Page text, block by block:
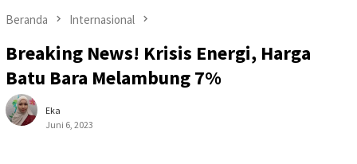
Beranda Internasional
Breaking News! Krisis Energi, Harga
Batu Bara Melambung 7%
Eka
Juni 6, 2023